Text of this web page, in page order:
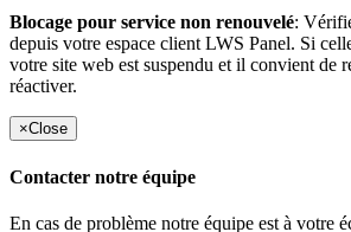
Blocage pour service non renouvelé:
depuis votre espace client LWS Panel. Si
votre site web est suspendu et il convient de
réactiver.
×Close
Contacter notre équipe
En cas de problème notre équipe est à votre